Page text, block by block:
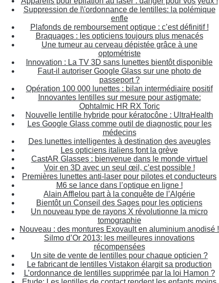
Suppression de l\'ordonnance de lentilles: la polémique
enfle
Plafonds de remboursement optique : c’est définitif !
Braquages : les opticiens toujours plus menacés
Une tumeur au cerveau dépistée grâce à une
optométriste
Innovation : La TV 3D sans lunettes bientôt disponible
Faut-il autoriser Google Glass sur une photo de
passeport ?
Opération 100 000 lunettes : bilan intermédiaire positif
Innovantes lentilles sur mesure pour astigmate:
Ophtalmic HR RX Toric
Nouvelle lentille hybride pour kératocône : UltraHealth
Les Google Glass comme outil de diagnostic pour les
médecins
Des lunettes intelligentes à destination des aveugles
Les opticiens italiens font la grève
CastAR Glasses : bienvenue dans le monde virtuel
Voir en 3D avec un seul œil, c’est possible !
Premières lunettes anti-laser pour pilotes et conducteurs
M6 se lance dans l’optique en ligne !
Alain Afflelou part à la conquête de l’Algérie
Bientôt un Conseil des Sages pour les opticiens
Un nouveau type de rayons X révolutionne la micro
tomographie
Nouveau : des montures Exovault en aluminium anodisé !
Silmo d’Or 2013: les meilleures innovations
récompensées
Un site de vente de lentilles pour chaque opticien ?
Le fabricant de lentilles Vistakon élargit sa production
L’ordonnance de lentilles supprimée par la loi Hamon ?